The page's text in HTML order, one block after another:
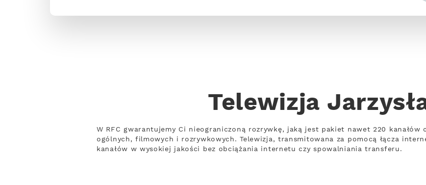
Telewizja
W RFC gwarantujemy Ci nieograniczoną rozrywkę, jaką jest pakiet nawet 220 kanałów
ogólnych, filmowych i rozrywkowych. Telewizja, transmitowana za pomocą łącza
kanałów w wysokiej jakości bez obciążania internetu czy spowalniania transferu.